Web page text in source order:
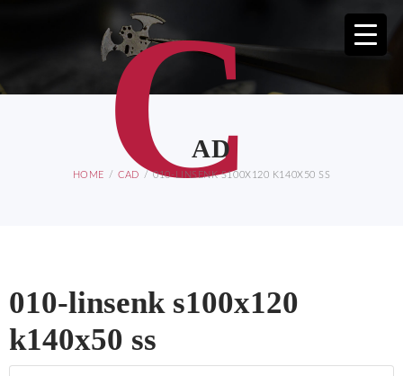
C
AD
HOME CAD 010-LINSENK S100X120 K140X50 SS
010-linsenk s100x120
k140x50 ss